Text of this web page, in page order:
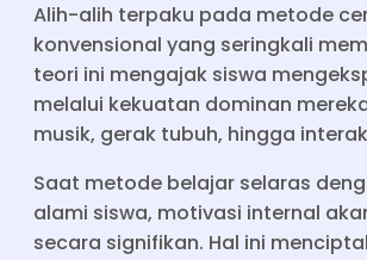
Alih-alih terpaku pada metode
konvensional yang seringkali
teori ini mengajak siswa
melalui kekuatan dominan
musik, gerak tubuh, hingga
Saat metode belajar selaras
alami siswa, motivasi internal
secara signifikan. Hal ini